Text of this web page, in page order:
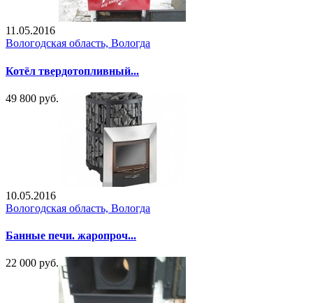
11.05.2016
Вологодская область, Вологда
Котёл твердотопливный...
49 800 руб.
10.05.2016
Вологодская область, Вологда
Банные печи. жаропроч...
22 000 руб.